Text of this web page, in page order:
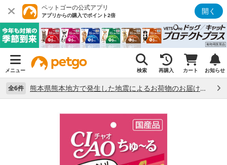
ペットゴーの公式アプリ
アプリからの購入でポイント2倍 開く
メニュー 検索 再購入 カート お知らせ
全6件 熊本県熊本地方で発生した地震によるお荷物のお届け状況について （7/28）